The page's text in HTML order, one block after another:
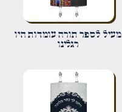
מעיל לספר תורה עומדות היו
רגלינו